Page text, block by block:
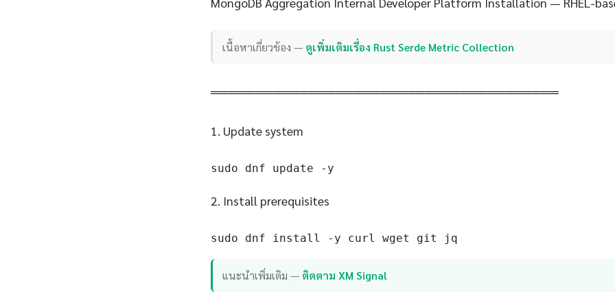
เนื้อหาเกี่ยวข้อง — ดูเพิ่มเติมเรื่อง Rust Serde Metric Collection
═══════════════════════════════════════
1. Update system
sudo dnf update -y
2. Install prerequisites
sudo dnf install -y curl wget git jq
แนะนำเพิ่มเติม — ติดตาม XM Signal